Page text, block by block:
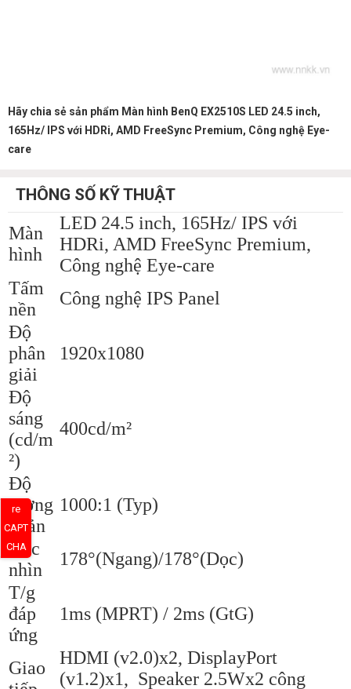
Hãy chia sẻ sản phẩm Màn hình BenQ EX2510S LED 24.5 inch,
165Hz/ IPS với HDRi, AMD FreeSync Premium, Công nghệ Eye-
care
THÔNG SỐ KỸ THUẬT
Màn
hình
LED 24.5 inch, 165Hz/ IPS với
HDRi, AMD FreeSync Premium,
Công nghệ Eye-care
Tấm
nền
Công nghệ IPS Panel
Độ
phân
giải
1920x1080
Độ
sáng
(cd/m
²)
400cd/m²
Độ
tương
phản
1000:1 (Typ)
Góc
nhìn
178°(Ngang)/178°(Dọc)
T/g
đáp
ứng
1ms (MPRT) / 2ms (GtG)
Giao
HDMI (v2.0)x2, DisplayPort
(v1.2)x1, Speaker 2.5Wx2 công
re
CAPT
CHA